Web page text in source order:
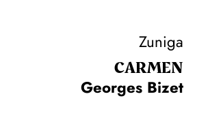
Zuniga
CARMEN
Georges Bizet